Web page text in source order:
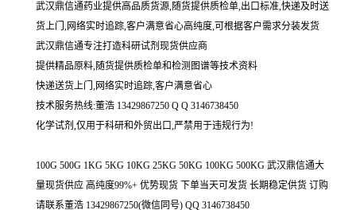
武汉鼎信通药业提供高品质货源,随货提供质检单,出口标准,快递及时送
货上门,网络实时追踪,客户满意省心高纯度,可根据客户需求分装发货
武汉鼎信通专注打造科研试剂现货供应商
提供精品原料,随货提供质检单和检测图谱等技术资料
快递送货上门,网络实时追踪,客户满意省心
技术服务热线:董浩 13429867250 Q Q 3146738450
化学试剂,仅用于科研和外贸出口,严禁用于违规行为!
100G 500G 1KG 5KG 10KG 25KG 50KG 100KG 500KG 武汉鼎信通大
量现货供应 高纯度99%+ 优势现货 下单当天可发货 长期稳定供货 订购
请联系董浩 13429867250(微信同号) QQ 3146738450